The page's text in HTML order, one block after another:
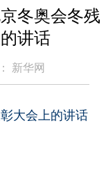
军事
冬奥会冬残
讲话
新华网
大会上的讲话